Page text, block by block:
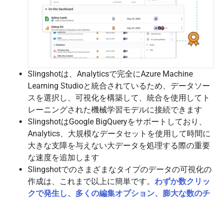
Slingshotは、Analyticsで完全にAzure Machine
Learning Studioと統合されているため、データソー
スを選択し、可視化を構築して、統合を使用してト
レーニングされた機械学習モデルに接続できます
SlingshotはGoogle BigQueryをサポートしており、
Analytics、大規模なデータセットを使用して時間に
大きな支障を与えない大データを処理する際の重要
な速度を追加します
Slingshotでのさまざまなタイプのデータの可視化の
作成は、これまで以上に簡単です。 わずか数クリッ
クで発生し、多くの編集オプション、膨大な数のチ